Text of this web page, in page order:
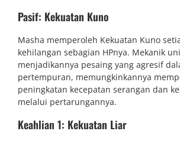
Pasif: Kekuatan Kuno
Masha memperoleh Kekuatan Kuno
kehilangan sebagian HPnya. Mekanik
menjadikannya pesaing yang agresif
pertempuran, memungkinkannya
peningkatan kecepatan serangan dan
melalui pertarungannya.
Keahlian 1: Kekuatan Liar